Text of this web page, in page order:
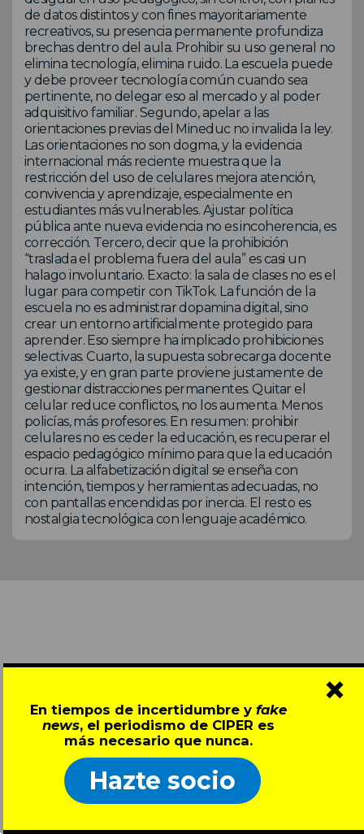
En tiempos de incertidumbre y fake
news, el periodismo de CIPER es
más necesario que nunca.
Hazte socio
×
de datos distintos y con fines mayoritariamente
recreativos, su presencia permanente profundiza
brechas dentro del aula. Prohibir su uso general no
elimina tecnología, elimina ruido. La escuela puede
y debe proveer tecnología común cuando sea
pertinente, no delegar eso al mercado y al poder
adquisitivo familiar. Segundo, apelar a las
orientaciones previas del Mineduc no invalida la ley.
Las orientaciones no son dogma, y la evidencia
internacional más reciente muestra que la
restricción del uso de celulares mejora atención,
convivencia y aprendizaje, especialmente en
estudiantes más vulnerables. Ajustar política
pública ante nueva evidencia no es incoherencia, es
corrección. Tercero, decir que la prohibición
“traslada el problema fuera del aula” es casi un
halago involuntario. Exacto: la sala de clases no es el
lugar para competir con TikTok. La función de la
escuela no es administrar dopamina digital, sino
crear un entorno artificialmente protegido para
aprender. Eso siempre ha implicado prohibiciones
selectivas. Cuarto, la supuesta sobrecarga docente
ya existe, y en gran parte proviene justamente de
gestionar distracciones permanentes. Quitar el
celular reduce conflictos, no los aumenta. Menos
policías, más profesores. En resumen: prohibir
celulares no es ceder la educación, es recuperar el
espacio pedagógico mínimo para que la educación
ocurra. La alfabetización digital se enseña con
intención, tiempos y herramientas adecuadas, no
con pantallas encendidas por inercia. El resto es
nostalgia tecnológica con lenguaje académico.
¿Algo que agregar?
* NOMBRE
Debe contener sólo valores alfabéticos